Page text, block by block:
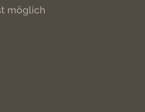
möglich